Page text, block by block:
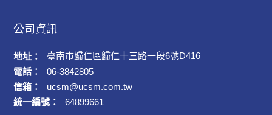
公司資訊
地址：
臺南市歸仁區歸仁十三路一段6號D416
電話：
06-3842805
信箱：
ucsm@ucsm.com.tw
統一編號：
64899661